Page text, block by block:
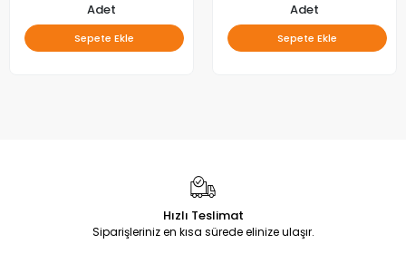
Adet
Sepete Ekle
Adet
Sepete Ekle
Hızlı Teslimat
Siparişleriniz en kısa sürede elinize ulaşır.